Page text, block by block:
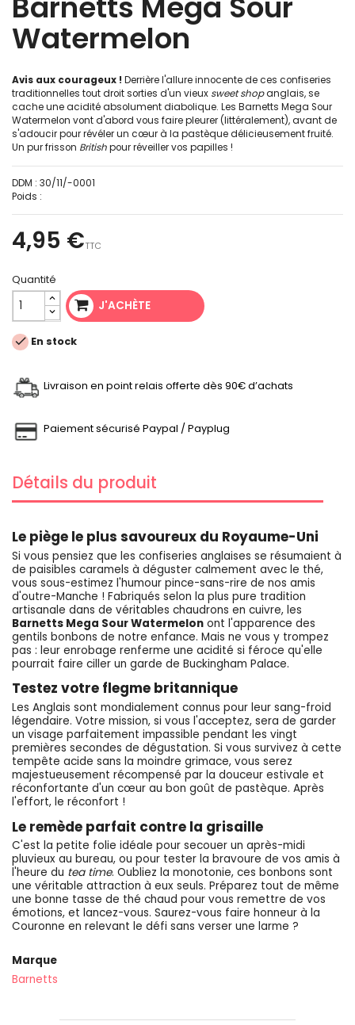
Watermelon
Avis aux courageux ! Derrière l'allure innocente de ces confiseries
traditionnelles tout droit sorties d'un vieux sweet shopanglais, se
cache une acidité absolument diabolique. Les Barnetts Mega Sour
Watermelon vont d'abord vous faire pleurer (littéralement), avant de
s'adoucir pour révéler un cœur à la pastèque délicieusement fruité.
Un pur frisson Britishpour réveiller vos papilles !
DDM : 30/11/-0001
Poids :
4,95 €TTC
Quantité
J'ACHÈTE
 En stock
Livraison en point relais offerte dès 90€ d’achats
Paiement sécurisé Paypal / Payplug
Détails du produit
Le piège le plus savoureux du Royaume-Uni
Si vous pensiez que les confiseries anglaises se résumaient à
de paisibles caramels à déguster calmement avec le thé,
vous sous-estimez l'humour pince-sans-rire de nos amis
d'outre-Manche ! Fabriqués selon la plus pure tradition
artisanale dans de véritables chaudrons en cuivre, les
Barnetts Mega Sour Watermelon ont l'apparence des
gentils bonbons de notre enfance. Mais ne vous y trompez
pas : leur enrobage renferme une acidité si féroce qu'elle
pourrait faire ciller un garde de Buckingham Palace.
Testez votre flegme britannique
Les Anglais sont mondialement connus pour leur sang-froid
légendaire. Votre mission, si vous l'acceptez, sera de garder
un visage parfaitement impassible pendant les vingt
premières secondes de dégustation. Si vous survivez à cette
tempête acide sans la moindre grimace, vous serez
majestueusement récompensé par la douceur estivale et
réconfortante d'un cœur au bon goût de pastèque. Après
l'effort, le réconfort !
Le remède parfait contre la grisaille
C'est la petite folie idéale pour secouer un après-midi
pluvieux au bureau, ou pour tester la bravoure de vos amis à
l'heure du tea time. Oubliez la monotonie, ces bonbons sont
une véritable attraction à eux seuls. Préparez tout de même
une bonne tasse de thé chaud pour vous remettre de vos
émotions, et lancez-vous. Saurez-vous faire honneur à la
Couronne en relevant le défi sans verser une larme ?
Marque
Barnetts